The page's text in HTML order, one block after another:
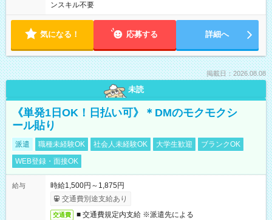
ンスキル不要
気になる！ 応募する 詳細へ
掲載日：2026.08.08
未読
《単発1日OK！日払い可》＊DMのモクモクシ
ール貼り
派遣 職種未経験OK 社会人未経験OK 大学生歓迎
ブランクOK
WEB登録・面接OK
給与
時給1,500円～1,875円
交通費別途支給あり
交通費 ■ 交通費規定内支給 ※派遣先による